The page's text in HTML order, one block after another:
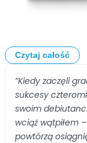
Czytaj całość
“Kiedy zaczęli
sukcesy
swoim
wciąż wątpiłem
powtórzą